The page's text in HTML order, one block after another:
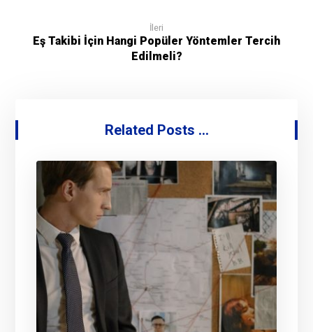
İleri
Eş Takibi İçin Hangi Popüler Yöntemler Tercih
Edilmeli?
Related Posts ...